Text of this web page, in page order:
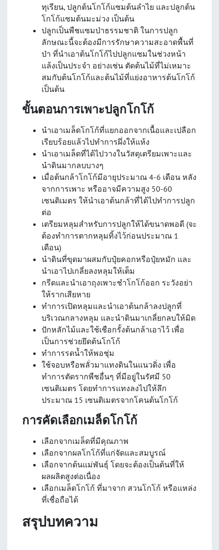
ทุเรียน, ปลูกต้นโกโก้แซมต้นลำไย และปลูกต้น
โกโก้แซมต้นมะม่วง เป็นต้น
ปลูกเป็นพืชแซมป่าธรรมชาติ ในการปลูก
ลักษณะนี้จะต้องมีการรักษาความสะอาดพื้นที่
ป่า ที่นำเอาต้นโกโก้ไปปลูกแซมในช่วงหน้า
แล้งเป็นประจำ อย่างเช่น ตัดต้นไม้ที่ไม่เหมาะ
สมกับต้นโกโก้และต้นไม้ที่แย่งอาหารต้นโกโก้
เป็นต้น
ขั้นตอนการเพาะปลูกโกโก้
นำเอาเมล็ดโกโก้ที่แยกออกจากเนื้อและเปลือก
เรียบร้อยแล้วไปทำการผึ่งให้แห้ง
นำเอาเมล็ดที่ได้ไปวางในวัสดุเตรียมเพาะและ
นำดินมากลบบางๆ
เมื่อต้นกล้าโกโก้มีอายุประมาณ 4-6 เดือน หลัง
จากการเพาะ หรืออาจมีความสูง 50-60
เซนติเมตร ให้นำเอาต้นกล้าที่ได้ไปทำการปลูก
ต่อ
เตรียมหลุมสำหรับการปลูกให้ได้ขนาดพอดี (จะ
ต้องทำการตากหลุมทิ้งไว้ก่อนประมาณ 1
เดือน)
นำดินที่ขุดมาผสมกับปุ๋ยคอกหรือปุ๋ยหมัก และ
นำเอาไปเกลี่ยลงหลุมให้เต็ม
กรีดและนำเอาถุงเพาะชำโกโก้ออก ระวังอย่า
ให้รากเสียหาย
ทำการเปิดหลุมและนำเอาต้นกล้าลงปลูกที่
บริเวณกลางหลุม และนำดินมาเกลี่ยกลบให้มิด
ปักหลักไม้และใช้เชือกรั้งต้นกล้าเอาไว้ เพื่อ
เป็นการช่วยยึดต้นโกโก้
ทำการรดน้ำให้พอชุ่ม
ใช้จอบหรือพลั่วมาแทงดินในแนวดิ่ง เพื่อ
ทำการตัดรากพืชอื่นๆ ที่มีอยู่ในรัศมี 50
เซนติเมตร โดยทำการแทงลงไปให้ลึก
ประมาณ 15 เซนติเมตรจากโคนต้นโกโก้
การคัดเลือกเมล็ดโกโก้
เลือกจากเมล็ดที่มีคุณภาพ
เลือกจากผลโกโก้ที่แก่จัดและสมบูรณ์
เลือกจากต้นแม่พันธุ์ โดยจะต้องเป็นต้นที่ให้
ผลผลิตสูงต่อเนื่อง
เลือกเมล็ดโกโก้ ที่มาจาก สวนโกโก้ หรือแหล่ง
ที่เชื่อถือได้
สรุปบทความ